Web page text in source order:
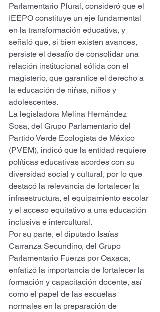
Parlamentario Plural, consideró que el
IEEPO constituye un eje fundamental
en la transformación educativa, y
señaló que, si bien existen avances,
persiste el desafío de consolidar una
relación institucional sólida con el
magisterio, que garantice el derecho a
la educación de niñas, niños y
adolescentes.
La legisladora Melina Hernández
Sosa, del Grupo Parlamentario del
Partido Verde Ecologista de México
(PVEM), indicó que la entidad requiere
políticas educativas acordes con su
diversidad social y cultural, por lo que
destacó la relevancia de fortalecer la
infraestructura, el equipamiento escolar
y el acceso equitativo a una educación
inclusiva e intercultural.
Por su parte, el diputado Isaías
Carranza Secundino, del Grupo
Parlamentario Fuerza por Oaxaca,
enfatizó la importancia de fortalecer la
formación y capacitación docente, así
como el papel de las escuelas
normales en la preparación de